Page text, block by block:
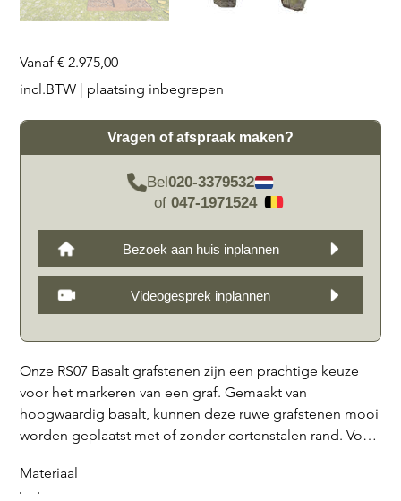
Vanaf Prijs
€ 2.975,00
incl.BTW
plaatsing inbegrepen
Vragen of afspraak maken?
Bel020-3379532
of 047-1971524
Bezoek aan huis inplannen
Videogesprek inplannen
Onze RS07 Basalt grafstenen zijn een prachtige keuze
voor het markeren van een graf. Gemaakt van
hoogwaardig basalt, kunnen deze ruwe grafstenen mooi
worden geplaatst met of zonder cortenstalen rand. Voor
bronzen of Corten stalen plaat toe te voegen waarop wij
Materiaal